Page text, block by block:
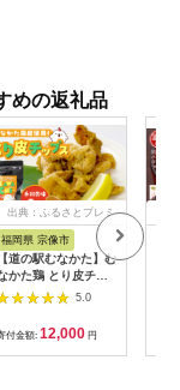
めの返礼品
出典：ふるさとプレミ
アム
福岡県 宗像市
【道の駅むなかた】む
かた鶏 とり皮チッ
プス（手羽先味）
5.0
付金額: 12,000 円